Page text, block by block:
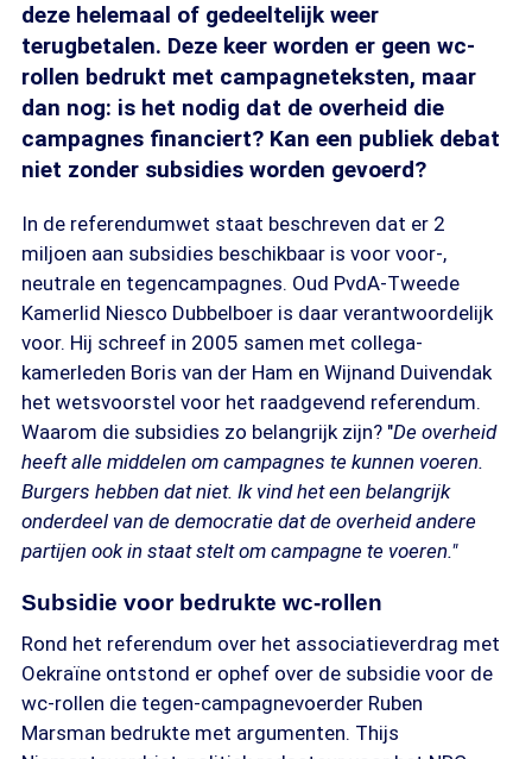
deze helemaal of gedeeltelijk weer
terugbetalen. Deze keer worden er geen wc-
rollen bedrukt met campagneteksten, maar
dan nog: is het nodig dat de overheid die
campagnes financiert? Kan een publiek debat
niet zonder subsidies worden gevoerd?
In de referendumwet staat beschreven dat er 2
miljoen aan subsidies beschikbaar is voor voor-,
neutrale en tegencampagnes. Oud PvdA-Tweede
Kamerlid Niesco Dubbelboer is daar verantwoordelijk
voor. Hij schreef in 2005 samen met collega-
kamerleden Boris van der Ham en Wijnand Duivendak
het wetsvoorstel voor het raadgevend referendum.
Waarom die subsidies zo belangrijk zijn? "De overheid
heeft alle middelen om campagnes te kunnen voeren.
Burgers hebben dat niet. Ik vind het een belangrijk
onderdeel van de democratie dat de overheid andere
partijen ook in staat stelt om campagne te voeren."
Subsidie voor bedrukte wc-rollen
Rond het referendum over het associatieverdrag met
Oekraïne ontstond er ophef over de subsidie voor de
wc-rollen die tegen-campagnevoerder Ruben
Marsman bedrukte met argumenten. Thijs